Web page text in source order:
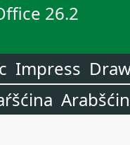
26.2
Impress